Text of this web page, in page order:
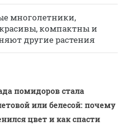
многолетники,
компактны и
другие растения
помидоров стала
или белесой: почему
цвет и как спасти